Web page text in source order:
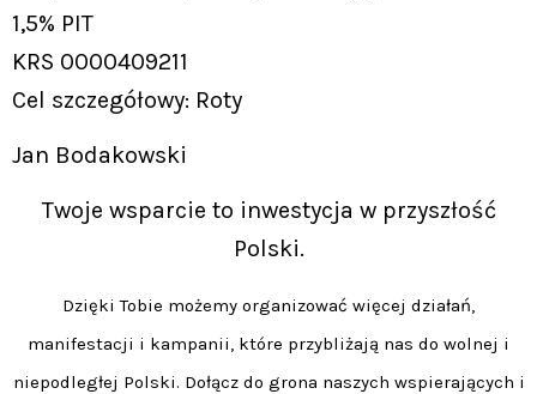
1,5% PIT
KRS 0000409211
Cel szczegółowy: Roty
Jan Bodakowski
Twoje wsparcie to inwestycja w przyszłość
Polski.
Dzięki Tobie możemy organizować więcej działań,
manifestacji i kampanii, które przybliżają nas do wolnej i
niepodległej Polski. Dołącz do grona naszych wspierających i